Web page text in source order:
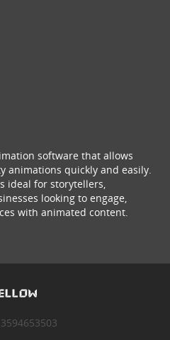
software that allows
animations quickly and easily.
ideal for storytellers,
looking to engage,
with animated content.